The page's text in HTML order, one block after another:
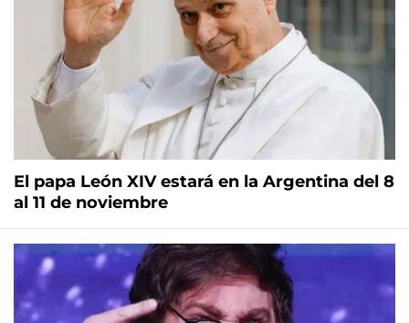
El papa León XIV estará en la Argentina del 8
al 11 de noviembre